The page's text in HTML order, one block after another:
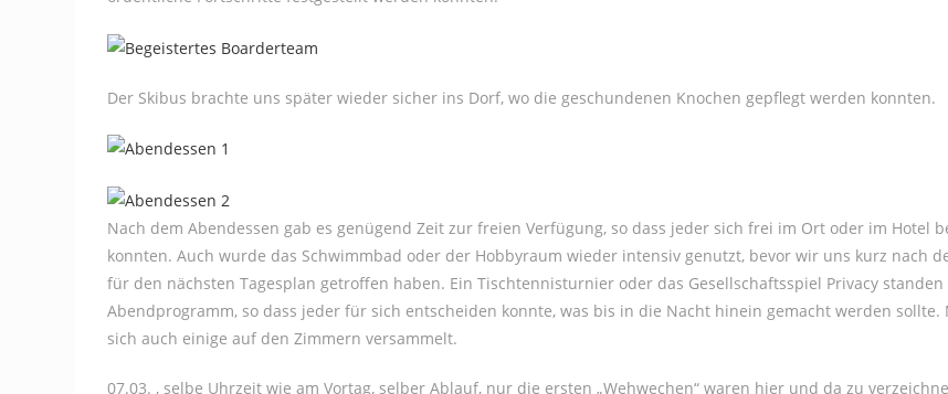
Der Skibus brachte uns später wieder sicher ins Dorf, wo die geschundenen Knochen gepflegt werden konnten.
Nach dem Abendessen gab es genügend Zeit zur freien Verfügung, so dass jeder sich frei im Ort oder im Hotel
konnten. Auch wurde das Schwimmbad oder der Hobbyraum wieder intensiv genutzt, bevor wir uns kurz nach
für den nächsten Tagesplan getroffen haben. Ein Tischtennisturnier oder das Gesellschaftsspiel Privacy
Abendprogramm, so dass jeder für sich entscheiden konnte, was bis in die Nacht hinein gemacht werden
sich auch einige auf den Zimmern versammelt.
07.03. , selbe Uhrzeit wie am Vortag, selber Ablauf, nur die ersten „Wehwechen“ waren hier und da zu